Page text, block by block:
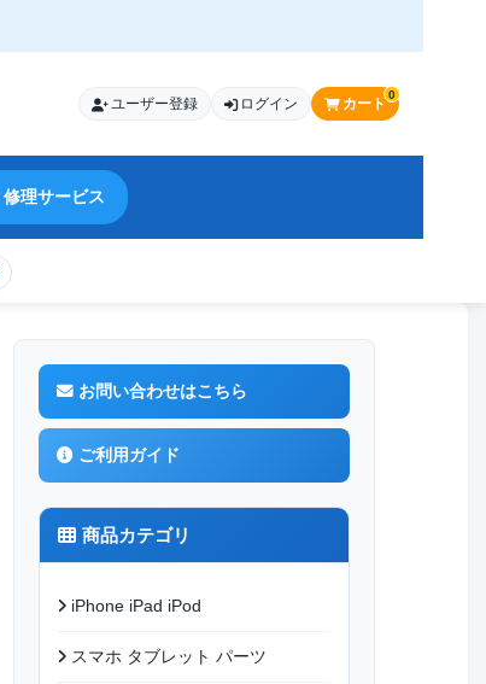
ユーザー登録 ログイン カート
0
修理サービス
お問い合わせはこちら
ご利用ガイド
商品カテゴリ
iPhone iPad iPod
スマホ タブレット パーツ